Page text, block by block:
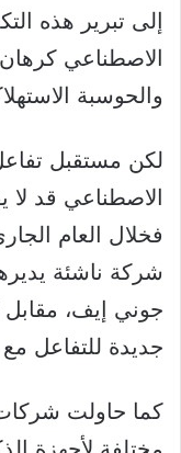
إلى تبرير هذه
الاصطناعي
والحوسبة
لكن مستقبل
الاصطناعي قد
جديدة للتفاعل
كما حاولت